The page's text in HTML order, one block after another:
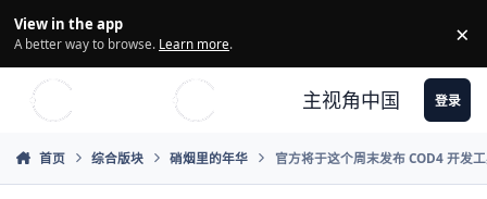
View in the app
A better way to browse. Learn more. ×
主视角中国 登录
首页 综合版块 硝烟里的年华 官方将于这个周末发布 COD4 开发